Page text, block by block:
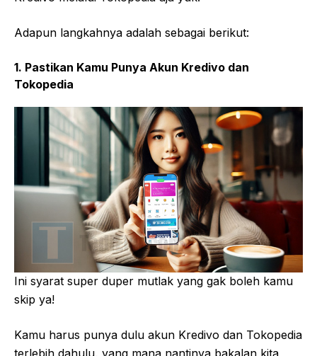
Adapun langkahnya adalah sebagai berikut:
1. Pastikan Kamu Punya Akun Kredivo dan
Tokopedia
Ini syarat super duper mutlak yang gak boleh kamu
skip ya!
Kamu harus punya dulu akun Kredivo dan Tokopedia